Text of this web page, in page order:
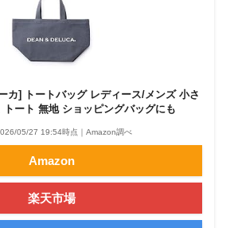
カ] トートバッグ レディース/メンズ 小さ
ート 無地 ショッピングバッグにも
05/27 19:54時点｜Amazon調べ
Amazon
楽天市場